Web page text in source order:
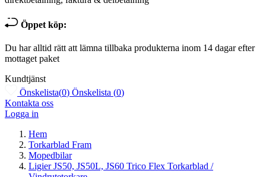
Öppet köp:
Du har alltid rätt att lämna tillbaka produkterna inom 14 dagar efter
mottaget paket
Kundtjänst
Önskelista(0) Önskelista (0)
Kontakta oss
Logga in
Hem
Torkarblad Fram
Mopedbilar
Ligier JS50, JS50L, JS60 Trico Flex Torkarblad /